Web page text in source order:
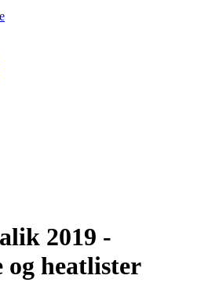
2019 -
og heatlister